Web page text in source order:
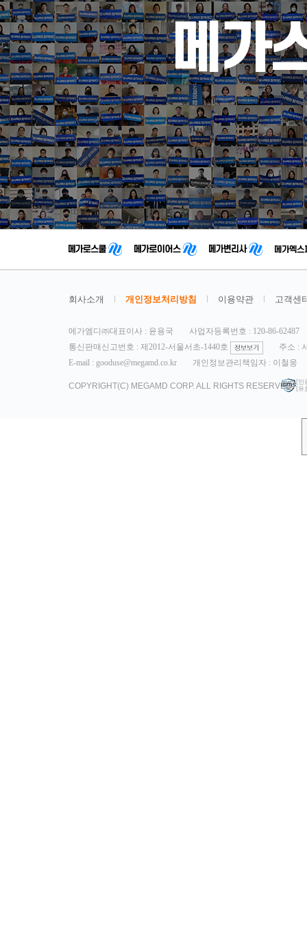
회사소개 개인정보처리방침 이용약관 고객센
메가엠디㈜대표이사 : 윤용국
사업자등록번호 : 120-86-62487
통신판매신고번호 : 제2012-서울서초-1440호
주소 :
E-mail : gooduse@megamd.co.kr
개인정보관리책임자 : 이철웅
COPYRIGHT(C) MEGAMD CORP. ALL RIGHTS RESERVED. [인
[유